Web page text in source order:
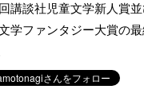
講談社児童文学新人賞
学ファンタジー大賞の